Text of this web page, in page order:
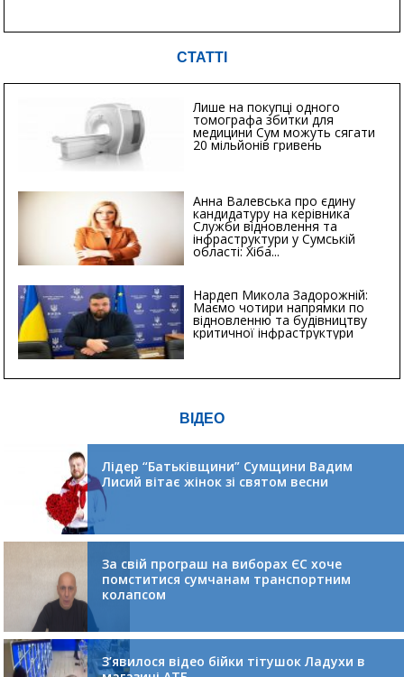
СТАТТІ
Лише на покупці одного
томографа збитки для
медицини Сум можуть сягати
20 мільйонів гривень
Анна Валевська про єдину
кандидатуру на керівника
Служби відновлення та
інфраструктури у Сумській
області: Хіба...
Нардеп Микола Задорожній:
Маємо чотири напрямки по
відновленню та будівництву
критичної інфраструктури
ВІДЕО
Лідер “Батьківщини” Сумщини Вадим
Лисий вітає жінок зі святом весни
За свій програш на виборах ЄС хоче
помститися сумчанам транспортним
колапсом
З’явилося відео бійки тітушок Ладухи в